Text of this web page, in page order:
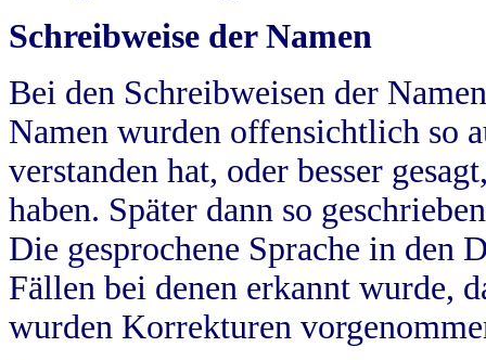
Schreibweise der Namen
Bei den Schreibweisen der
Namen wurden offensichtlich so
verstanden hat, oder besser
haben. Später dann so
Die gesprochene Sprache in
Fällen bei denen erkannt wurde,
wurden Korrekturen